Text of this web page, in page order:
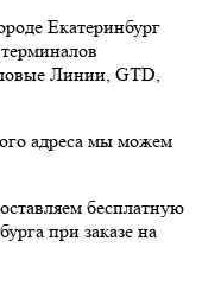
Екатеринбург
Линии, GTD,
адреса мы можем
бесплатную
при заказе на